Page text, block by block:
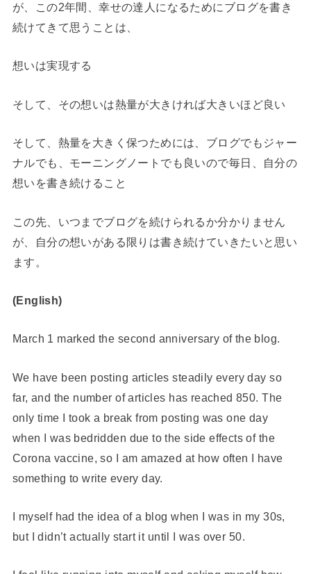
が、この2年間、幸せの達人になるためにブログを書き
続けてきて思うことは、
想いは実現する
そして、その想いは熱量が大きければ大きいほど良い
そして、熱量を大きく保つためには、ブログでもジャー
ナルでも、モーニングノートでも良いので毎日、自分の
想いを書き続けること
この先、いつまでブログを続けられるか分かりません
が、自分の想いがある限りは書き続けていきたいと思い
ます。
(English)
March 1 marked the second anniversary of the blog.
We have been posting articles steadily every day so
far, and the number of articles has reached 850. The
only time I took a break from posting was one day
when I was bedridden due to the side effects of the
Corona vaccine, so I am amazed at how often I have
something to write every day.
I myself had the idea of a blog when I was in my 30s,
but I didn’t actually start it until I was over 50.